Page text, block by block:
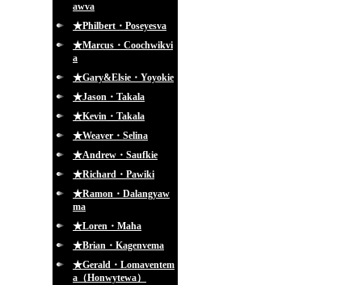
awva
★Philbert・Poseyesva
★Marcus・Coochwikvi
a
★Gary&Elsie・Yoyokie
★Jason・Takala
★Kevin・Takala
★Weaver・Selina
★Andrew・Saufkie
★Richard・Pawiki
★Ramon・Dalangyaw
ma
★Loren・Maha
★Brian・Kagenvema
★Gerald・Lomaventem
a（Honwytewa）